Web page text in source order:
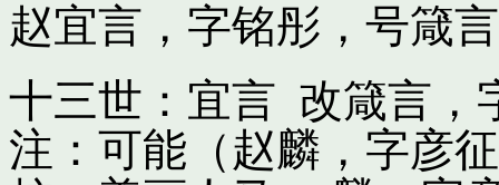
赵宜言，字铭彤，号箴言
十三世：宜言 改箴言，
注：可能（赵麟，字彦